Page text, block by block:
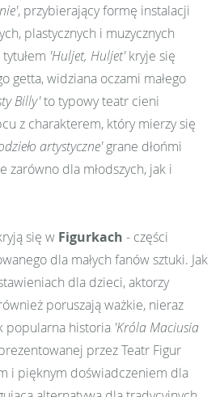
, przybierający formę instalacji
plastycznych i muzycznych
'Huljet, Huljet'kryje się
getta, widziana oczami małego
Bil­ly'to typowy teatr cieni
z charakterem, który mierzy się
artystyczne'grane dłońmi
zarówno dla młodszych, jak i
się w Figurkach - części
dla małych fanów sztuki. Jak
dla dzieci, aktorzy
poruszają ważkie, nieraz
popularna historia 'Króla Ma­ciusia
przez Teatr Figur
i pięknym doświadczeniem dla